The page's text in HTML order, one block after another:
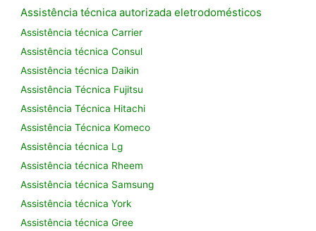
Assistência técnica autorizada eletrodomésticos
Assistência técnica Carrier
Assistência técnica Consul
Assistência técnica Daikin
Assistência Técnica Fujitsu
Assistência Técnica Hitachi
Assistência Técnica Komeco
Assistência técnica Lg
Assistência técnica Rheem
Assistência técnica Samsung
Assistência técnica York
Assistência técnica Gree